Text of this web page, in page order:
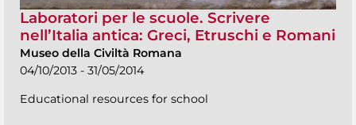
Laboratori per le scuole. Scrivere
nell’Italia antica: Greci, Etruschi e Romani
Museo della Civiltà Romana
04/10/2013 - 31/05/2014
Educational resources for school